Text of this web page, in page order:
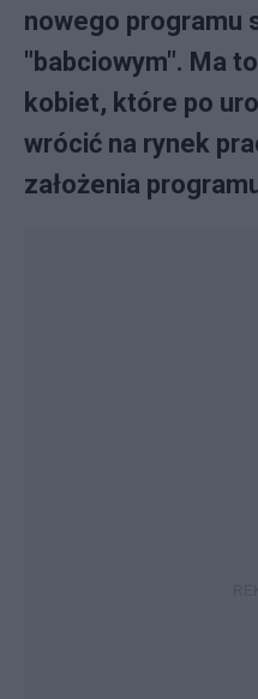
nowego programu
"babciowym". Ma
kobiet, które po
wrócić na rynek
założenia